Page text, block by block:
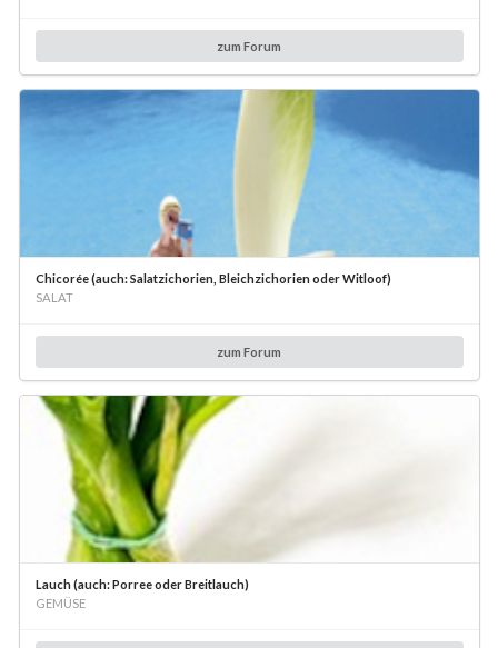
zum Forum
Chicorée (auch: Salatzichorien, Bleichzichorien oder Witloof)
SALAT
zum Forum
Lauch (auch: Porree oder Breitlauch)
GEMÜSE